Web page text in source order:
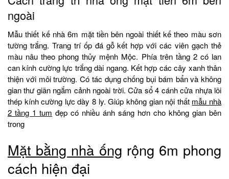
ngoài
Mẫu thiết kế nhà 6m mặt tiền bên ngoài thiết kế theo màu sơn
tường trắng. Trang trí ốp đá gỗ kết hợp với các viên gạch thẻ
màu nâu theo phong thủy mệnh Mộc. Phía trên tầng 2 có lan
can kính cường lực trắng dài ngang. Kết hợp các cây xanh thân
thiện với môi trường. Có tác dụng chống bụi bám bẩn và không
gian thư giãn ngắm cảnh ngoài trời. Cửa sổ 4 cánh cửa nhựa lõi
thép kính cường lực dày 8 ly. Giúp không gian nội thất mẫu nhà
2 tầng 1 tum đẹp có nhiều ánh sáng hơn cho không gian bên
trong
Mặt bằng nhà ống rộng 6m phong
cách hiện đại